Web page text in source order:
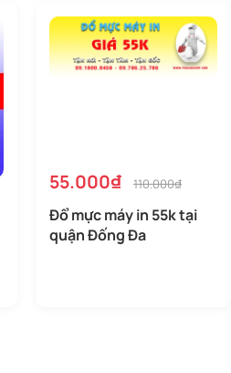
55.000₫ 110.000₫
Đổ mực máy in 55k tại
quận Đống Đa